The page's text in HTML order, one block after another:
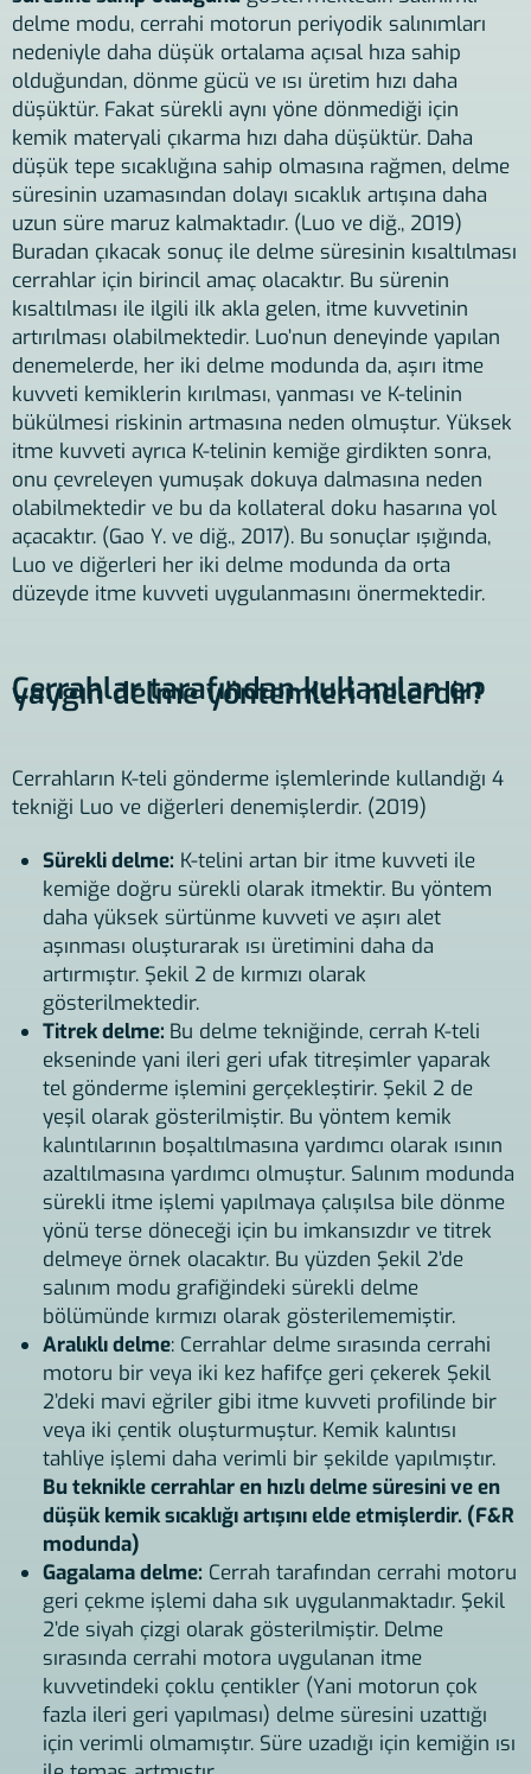
delme modu, cerrahi motorun periyodik salınımları
nedeniyle daha düşük ortalama açısal hıza sahip
olduğundan, dönme gücü ve ısı üretim hızı daha
düşüktür. Fakat sürekli aynı yöne dönmediği için
kemik materyali çıkarma hızı daha düşüktür. Daha
düşük tepe sıcaklığına sahip olmasına rağmen, delme
süresinin uzamasından dolayı sıcaklık artışına daha
uzun süre maruz kalmaktadır. (Luo ve diğ., 2019)
Buradan çıkacak sonuç ile delme süresinin kısaltılması
cerrahlar için birincil amaç olacaktır. Bu sürenin
kısaltılması ile ilgili ilk akla gelen, itme kuvvetinin
artırılması olabilmektedir. Luo’nun deneyinde yapılan
denemelerde, her iki delme modunda da, aşırı itme
kuvveti kemiklerin kırılması, yanması ve K-telinin
bükülmesi riskinin artmasına neden olmuştur. Yüksek
itme kuvveti ayrıca K-telinin kemiğe girdikten sonra,
onu çevreleyen yumuşak dokuya dalmasına neden
olabilmektedir ve bu da kollateral doku hasarına yol
açacaktır. (Gao Y. ve diğ., 2017). Bu sonuçlar ışığında,
Luo ve diğerleri her iki delme modunda da orta
düzeyde itme kuvveti uygulanmasını önermektedir.
Cerrahlar tarafından kullanılan en
yaygın delme yöntemleri nelerdir?
Cerrahların K-teli gönderme işlemlerinde kullandığı 4
tekniği Luo ve diğerleri denemişlerdir. (2019)
Sürekli delme: K-telini artan bir itme kuvveti ile
kemiğe doğru sürekli olarak itmektir. Bu yöntem
daha yüksek sürtünme kuvveti ve aşırı alet
aşınması oluşturarak ısı üretimini daha da
artırmıştır. Şekil 2 de kırmızı olarak
gösterilmektedir.
Titrek delme: Bu delme tekniğinde, cerrah K-teli
ekseninde yani ileri geri ufak titreşimler yaparak
tel gönderme işlemini gerçekleştirir. Şekil 2 de
yeşil olarak gösterilmiştir. Bu yöntem kemik
kalıntılarının boşaltılmasına yardımcı olarak ısının
azaltılmasına yardımcı olmuştur. Salınım modunda
sürekli itme işlemi yapılmaya çalışılsa bile dönme
yönü terse döneceği için bu imkansızdır ve titrek
delmeye örnek olacaktır. Bu yüzden Şekil 2’de
salınım modu grafiğindeki sürekli delme
bölümünde kırmızı olarak gösterilememiştir.
Aralıklı delme: Cerrahlar delme sırasında cerrahi
motoru bir veya iki kez hafifçe geri çekerek Şekil
2’deki mavi eğriler gibi itme kuvveti profilinde bir
veya iki çentik oluşturmuştur. Kemik kalıntısı
tahliye işlemi daha verimli bir şekilde yapılmıştır.
Bu teknikle cerrahlar en hızlı delme süresini ve en
düşük kemik sıcaklığı artışını elde etmişlerdir. (F&R
modunda)
Gagalama delme: Cerrah tarafından cerrahi motoru
geri çekme işlemi daha sık uygulanmaktadır. Şekil
2’de siyah çizgi olarak gösterilmiştir. Delme
sırasında cerrahi motora uygulanan itme
kuvvetindeki çoklu çentikler (Yani motorun çok
fazla ileri geri yapılması) delme süresini uzattığı
için verimli olmamıştır. Süre uzadığı için kemiğin ısı